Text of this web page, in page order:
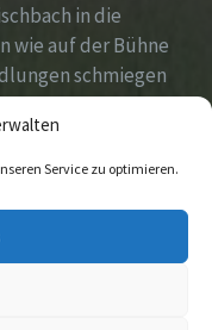
Service zu optimieren.
in die
wie auf der Bühne
schmiegen
mit